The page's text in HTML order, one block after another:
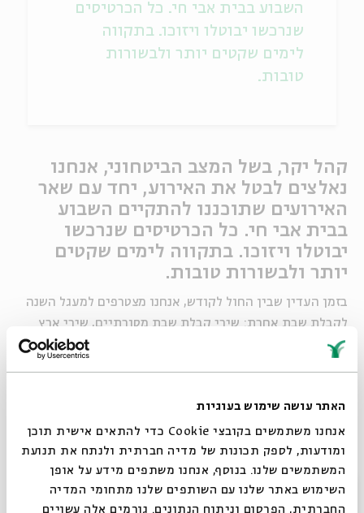
האתר עושה שימוש בעוגיות
אנחנו משתמשים בקובצי Cookie כדי להתאים אישית תוכן
ומודעות, לספק תכונות של מדיה חברתית ולנתח את תנועת
המשתמשים שלנו. בנוסף, אנחנו משתפים מידע על אופן
השימוש באתר שלנו עם השותפים שלנו מתחומי המדיה
החברתית, הפרסום וניתוח הנתונים. גורמים אלה עשויים
קהל יקר, בשל המצב הביטחוני, אנחנו
נאלצים לבטל את האירוע, יחד עם שאר
האירועים שתוכננו להתקיים השבוע
בבית אבי חי. כל הכרטיסים שנרכשו
יבוטלו ויזוכו. בתקווה לימים שקטים
יותר ולבשורות טובות.
בזמן העדין שבין החול לקודש, אנחנו מצטרפים למעגל השנה
לקבלת שבת אחרת: שירי קבלת שבת מסורתיים, שירי ארץ
ישראל בעיבודים מיוחדים, פיוטי חג בנוסח ספרדי ואשכנזי,
קרדיט: מירי דוידוביץ, אוהד רומנו, גבריאל בהרליה, נתנאל טוביאס
שיתוף הוספה ליומן הרשמה לאירועים דומים
השבוע בבית אבי חי. כל הכרטיסים
שנרכשו יבוטלו ויזוכו. בתקווה
לימים שקטים יותר ולבשורות
טובות.
סגור